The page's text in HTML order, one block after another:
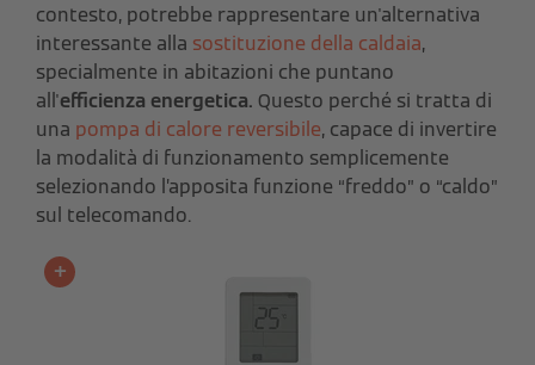
contesto, potrebbe rappresentare un'alternativa
interessante alla sostituzione della caldaia,
specialmente in abitazioni che puntano
all'efficienza energetica. Questo perché si tratta di
una pompa di calore reversibile, capace di invertire
la modalità di funzionamento semplicemente
selezionando l’apposita funzione “freddo” o “caldo”
sul telecomando.